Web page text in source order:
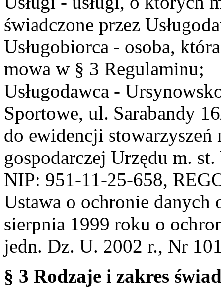
świadczone przez
Usługobiorca - osoba,
mowa w § 3 Regulaminu;
Usługodawca -
Sportowe, ul. Sarabandy
do ewidencji stowarzyszeń
gospodarczej Urzędu m.
NIP: 951-11-25-658,
Ustawa o ochronie danych
sierpnia 1999 roku o
jedn. Dz. U. 2002 r., Nr
§ 3 Rodzaje i zakres